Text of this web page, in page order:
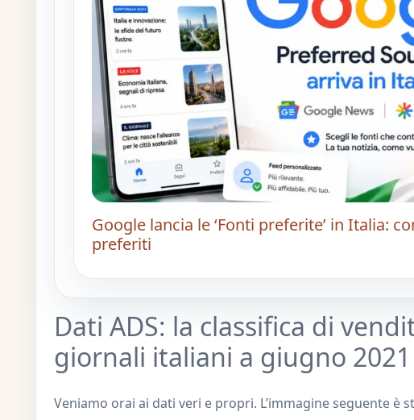
Google lancia le ‘Fonti preferite’ in Italia:
preferiti
Dati ADS: la classifica di
giornali italiani a giugno 2021
Veniamo orai ai dati veri e propri. L’immagine seguente è